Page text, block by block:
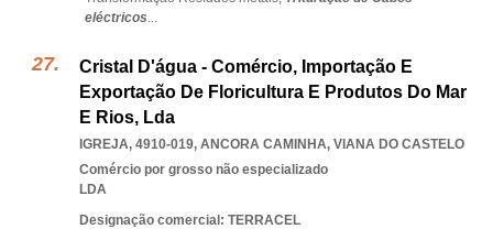
eléctricos...
Cristal D'água - Comércio, Importação E
Exportação De Floricultura E Produtos Do Mar
E Rios, Lda
IGREJA, 4910-019, ANCORA CAMINHA, VIANA DO CASTELO
Comércio por grosso não especializado
LDA
Designação comercial: TERRACEL